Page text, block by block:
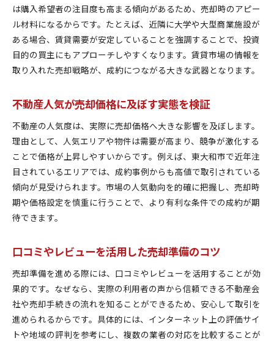
は購入希望者の注目度も高まる傾向があるため、売却時のアピー
ル材料になるからです。たとえば、近隣に大学や大型商業施設が
ある場合、賃貸需要が安定していることを強調することで、投資
目的の買主にもアプローチしやすくなります。賃貸市場の情報を
取り入れた売却戦略が、成約につながる大きな武器となります。
不動産人気が売却価格に及ぼす実態を検証
不動産の人気度は、実際に売却価格へ大きな影響を及ぼします。
理由として、人気エリアや物件は需要が高まり、競争が激化する
ことで価格が上昇しやすいからです。例えば、東大和市で近年注
目されているエリアでは、成約事例からも高値で取引されている
傾向が見受けられます。市場の人気動向を的確に把握し、売却時
期や価格設定を慎重に行うことで、より有利な条件での成約が期
待できます。
口コミやレビューを活用した売却準備のコツ
売却準備を進める際には、口コミやレビューを活用することが効
果的です。なぜなら、実際の利用者の声から信頼できる不動産会
社や売却手続きの流れを知ることができるため、安心して取引を
進められるからです。具体的には、インターネット上の評価サイ
トや地域の評判を参考にし、複数の業者の対応を比較することが